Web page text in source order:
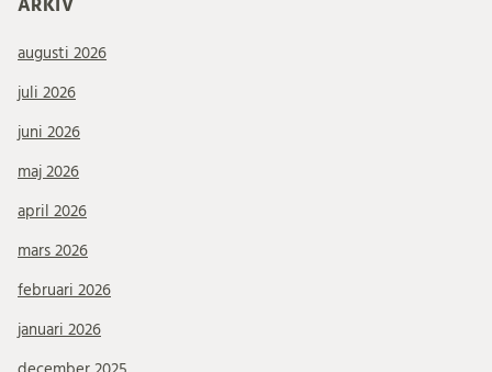
ARKIV
augusti 2026
juli 2026
juni 2026
maj 2026
april 2026
mars 2026
februari 2026
januari 2026